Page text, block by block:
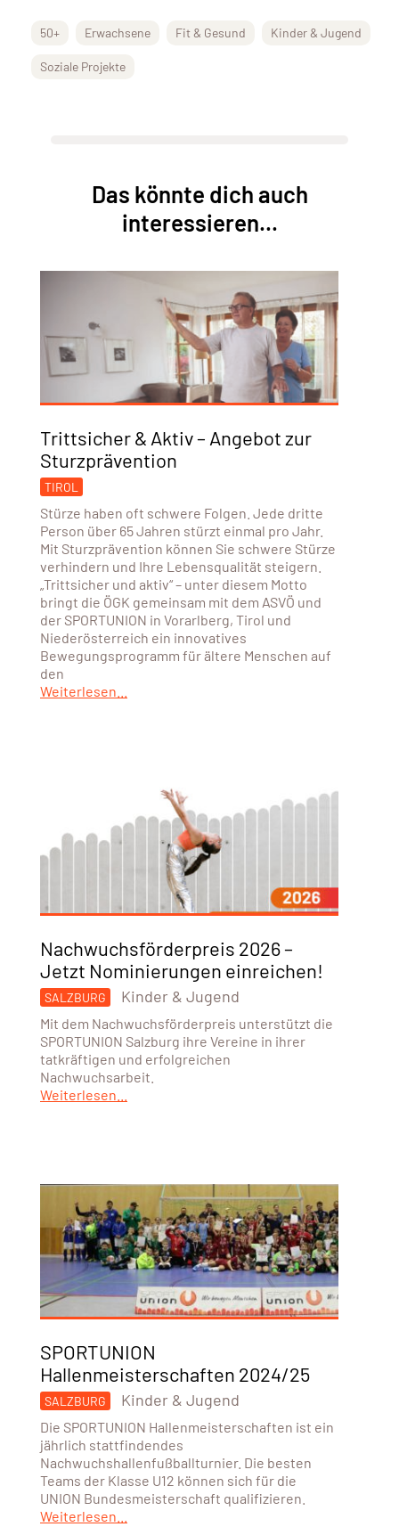
50+ Erwachsene Fit & Gesund Kinder & Jugend
Soziale Projekte
Das könnte dich auch
interessieren...
Trittsicher & Aktiv – Angebot zur
Sturzprävention
TIROL
Stürze haben oft schwere Folgen. Jede dritte
Person über 65 Jahren stürzt einmal pro Jahr.
Mit Sturzprävention können Sie schwere Stürze
verhindern und Ihre Lebensqualität steigern.
„Trittsicher und aktiv“ – unter diesem Motto
bringt die ÖGK gemeinsam mit dem ASVÖ und
der SPORTUNION in Vorarlberg, Tirol und
Niederösterreich ein innovatives
Bewegungsprogramm für ältere Menschen auf
den
Weiterlesen...
Nachwuchsförderpreis 2026 –
Jetzt Nominierungen einreichen!
SALZBURG Kinder & Jugend
Mit dem Nachwuchsförderpreis unterstützt die
SPORTUNION Salzburg ihre Vereine in ihrer
tatkräftigen und erfolgreichen
Nachwuchsarbeit.
Weiterlesen...
SPORTUNION
Hallenmeisterschaften 2024/25
SALZBURG Kinder & Jugend
Die SPORTUNION Hallenmeisterschaften ist ein
jährlich stattfindendes
Nachwuchshallenfußballturnier. Die besten
Teams der Klasse U12 können sich für die
UNION Bundesmeisterschaft qualifizieren.
Weiterlesen...